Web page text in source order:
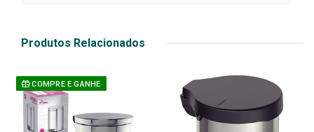
Produtos Relacionados
COMPRE E GANHE